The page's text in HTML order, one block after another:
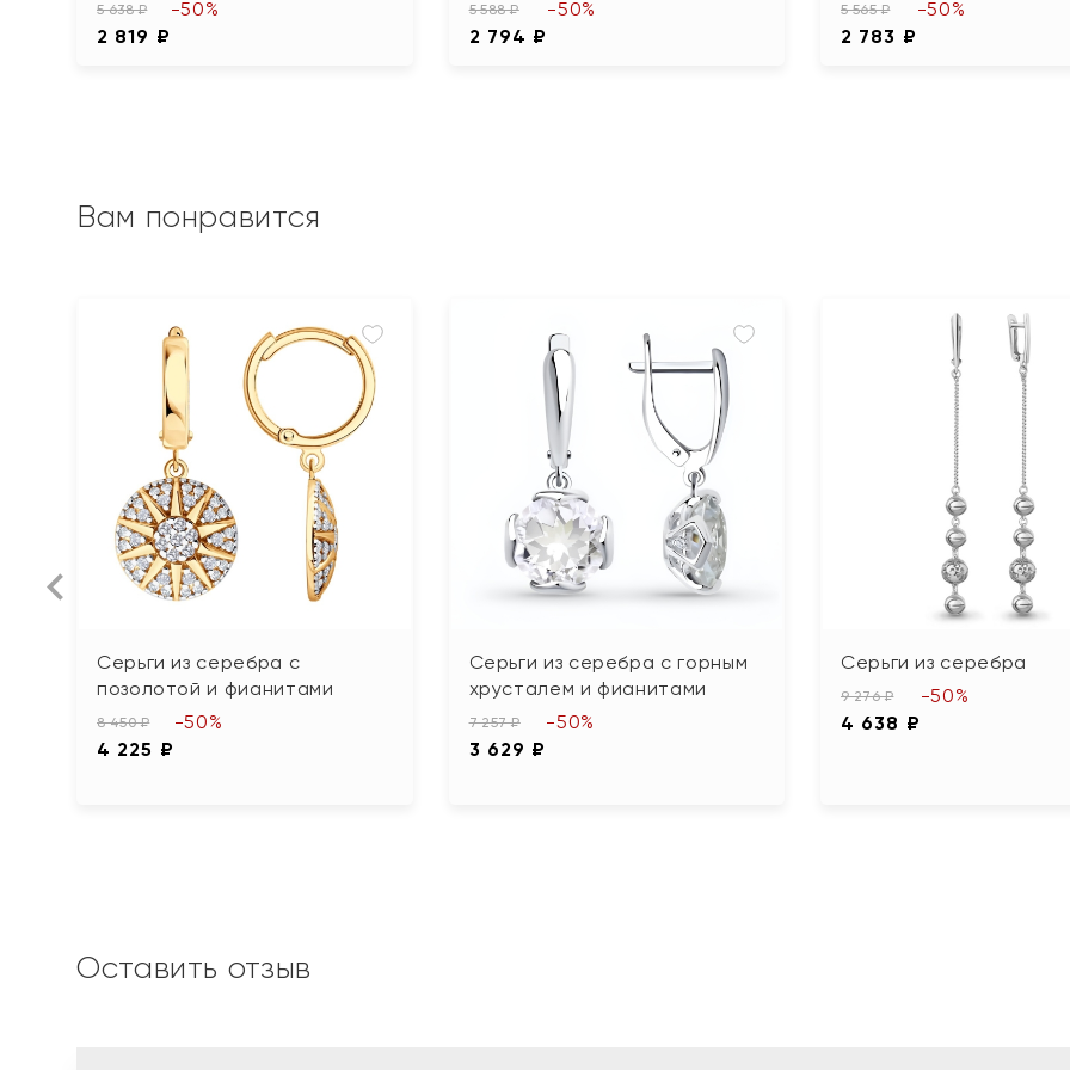
5 638 ₽
2 819 ₽
-50% 5 588 ₽
2 794 ₽
-50% 5 565 ₽
2 783 ₽
-50%
Вам понравится
Серьги из серебра с
позолотой и фианитами
8 450 ₽
4 225 ₽
-50%
Серьги из серебра с горным
хрусталем и фианитами
7 257 ₽
3 629 ₽
-50%
Серьги из серебра
9 276 ₽
4 638 ₽
-50%
Оставить отзыв